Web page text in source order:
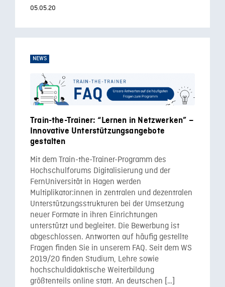
05.05.20
NEWS
Train-the-Trainer: “Lernen in Netzwerken” –
Innovative Unterstützungsangebote
gestalten
Mit dem Train-the-Trainer-Programm des
Hochschulforums Digitalisierung und der
FernUniversität in Hagen werden
Multiplikator:innen in zentralen und dezentralen
Unterstützungsstrukturen bei der Umsetzung
neuer Formate in ihren Einrichtungen
unterstützt und begleitet. Die Bewerbung ist
abgeschlossen. Antworten auf häufig gestellte
Fragen finden Sie in unserem FAQ. Seit dem WS
2019/20 finden Studium, Lehre sowie
hochschuldidaktische Weiterbildung
größtenteils online statt. An deutschen […]